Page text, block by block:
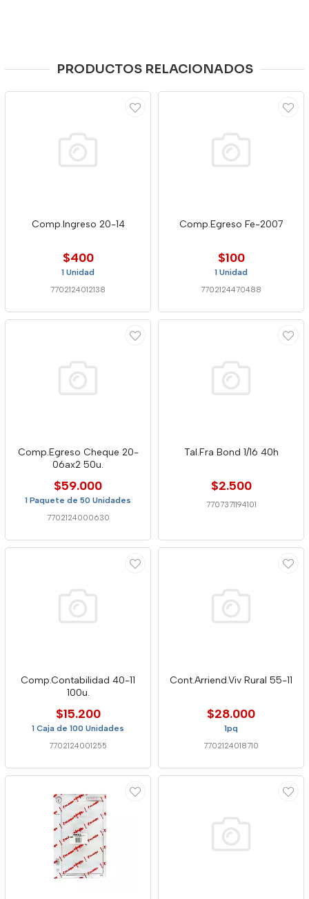
PRODUCTOS RELACIONADOS
Comp.Ingreso 20-14
$400
1 Unidad
7702124012138
Comp.Egreso Fe-2007
$100
1 Unidad
7702124470488
Comp.Egreso Cheque 20-
06ax2 50u.
$59.000
1 Paquete de 50 Unidades
7702124000630
Tal.Fra Bond 1/16 40h
$2.500
7707371194101
Comp.Contabilidad 40-11
100u.
$15.200
1 Caja de 100 Unidades
7702124001255
Cont.Arriend.Viv Rural 55-11
$28.000
1pq
7702124018710